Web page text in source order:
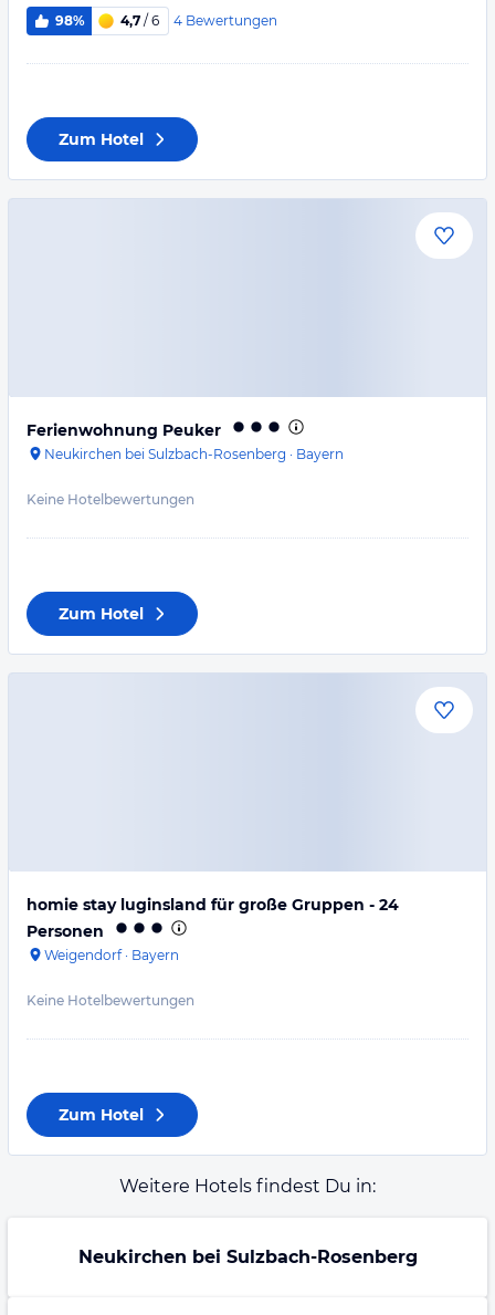
98% 4,7 / 6 4 Bewertungen
Zum Hotel
Ferienwohnung Peuker
Neukirchen bei Sulzbach-Rosenberg · Bayern
Keine Hotelbewertungen
Zum Hotel
homie stay luginsland für große Gruppen - 24
Personen
Weigendorf· Bayern
Keine Hotelbewertungen
Zum Hotel
Weitere Hotels findest Du in:
Neukirchen bei Sulzbach-Rosenberg